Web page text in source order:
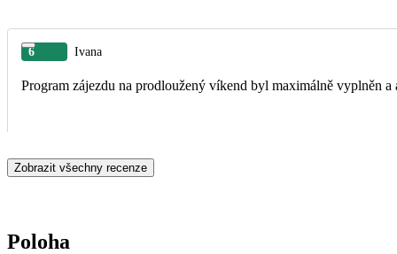
6 Ivana
Program zájezdu na prodloužený víkend byl maximálně vyplněn a
Zobrazit všechny recenze
Poloha